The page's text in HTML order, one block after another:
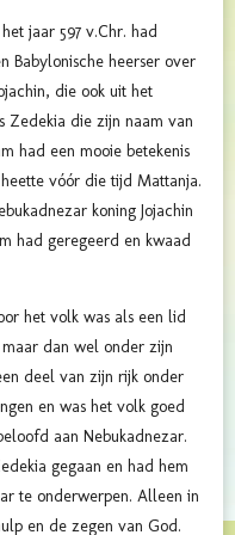
jaar 597 v.Chr. had
Babylonische heerser over
die ook uit het
Zedekia die zijn naam van
had een mooie betekenis
vóór die tijd Mattanja.
koning Jojachin
had geregeerd en kwaad
het volk was als een lid
dan wel onder zijn
deel van zijn rijk onder
en was het volk goed
aan Nebukadnezar.
gegaan en had hem
te onderwerpen. Alleen in
en de zegen van God.